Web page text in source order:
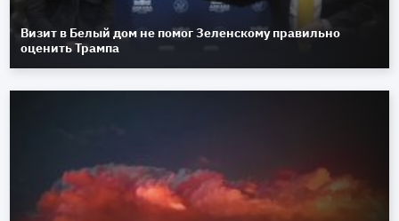
Визит в Белый дом не помог Зеленскому правильно
оценить Трампа